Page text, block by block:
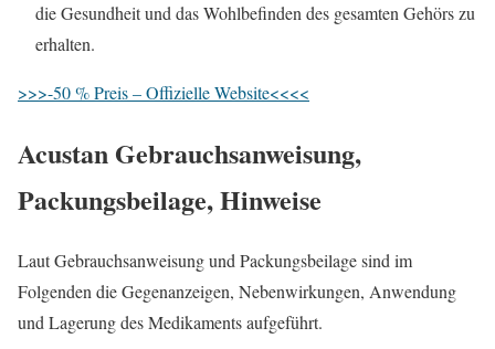
die Gesundheit und das Wohlbefinden des gesamten Gehörs zu
erhalten.
>>>-50 % Preis – Offizielle Website<<<<
Acustan Gebrauchsanweisung,
Packungsbeilage, Hinweise
Laut Gebrauchsanweisung und Packungsbeilage sind im
Folgenden die Gegenanzeigen, Nebenwirkungen, Anwendung
und Lagerung des Medikaments aufgeführt.